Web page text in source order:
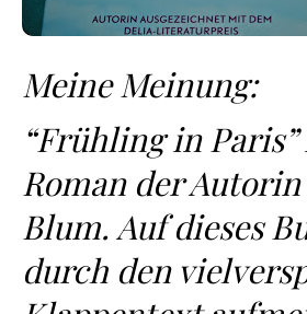
Meine Meinung:
“Frühling in
Roman der
Blum. Auf dieses
durch den